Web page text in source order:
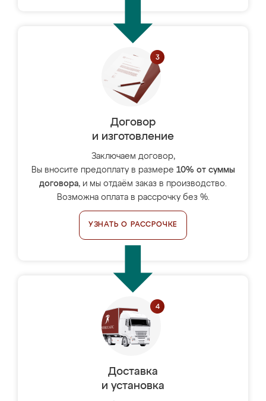
Договор
и изготовление
Заключаем договор,
Вы вносите предоплату в размере 10% от суммы
договора, и мы отдаём заказ в производство.
Возможна оплата в рассрочку без %.
УЗНАТЬ О РАССРОЧКЕ
Доставка
и установка